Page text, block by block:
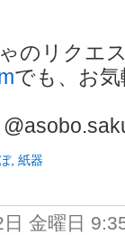
のリクエ
でも、お
, 紙器
金曜日